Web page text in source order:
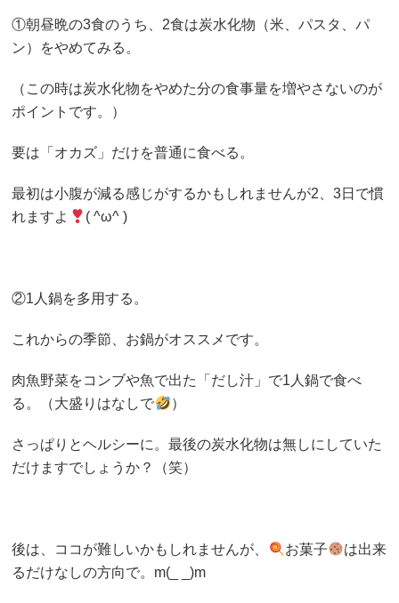
①朝昼晩の3食のうち、2食は炭水化物（米、パスタ、パ
ン）をやめてみる。
（この時は炭水化物をやめた分の食事量を増やさないのが
ポイントです。）
要は「オカズ」だけを普通に食べる。
最初は小腹が減る感じがするかもしれませんが2、3日で慣
れますよ
( ^ω^ )
②1人鍋を多用する。
これからの季節、お鍋がオススメです。
肉魚野菜をコンブや魚で出た「だし汁」で1人鍋で食べ
る。（大盛りはなしで
）
さっぱりとヘルシーに。最後の炭水化物は無しにしていた
だけますでしょうか？（笑）
後は、ココが難しいかもしれませんが、 お菓子
は出来
るだけなしの方向で。m(_ _)m